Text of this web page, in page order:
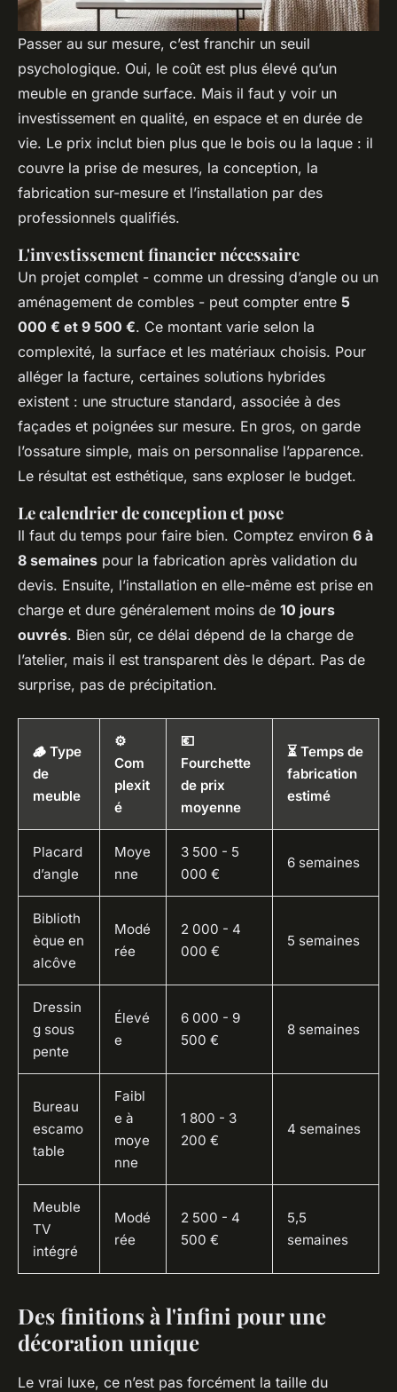
Passer au sur mesure, c’est franchir un seuil
psychologique. Oui, le coût est plus élevé qu’un
meuble en grande surface. Mais il faut y voir un
investissement en qualité, en espace et en durée de
vie. Le prix inclut bien plus que le bois ou la laque : il
couvre la prise de mesures, la conception, la
fabrication sur-mesure et l’installation par des
professionnels qualifiés.
L'investissement financier nécessaire
Un projet complet - comme un dressing d’angle ou un
aménagement de combles - peut compter entre 5
000 € et 9 500 €. Ce montant varie selon la
complexité, la surface et les matériaux choisis. Pour
alléger la facture, certaines solutions hybrides
existent : une structure standard, associée à des
façades et poignées sur mesure. En gros, on garde
l’ossature simple, mais on personnalise l’apparence.
Le résultat est esthétique, sans exploser le budget.
Le calendrier de conception et pose
Il faut du temps pour faire bien. Comptez environ 6 à
8 semaines pour la fabrication après validation du
devis. Ensuite, l’installation en elle-même est prise en
charge et dure généralement moins de 10 jours
ouvrés. Bien sûr, ce délai dépend de la charge de
l’atelier, mais il est transparent dès le départ. Pas de
surprise, pas de précipitation.
🪵 Type
de
meuble
⚙️
Com
plexit
é
💶
Fourchette
de prix
moyenne
⏳ Temps de
fabrication
estimé
Placard
d’angle
Moye
nne
3 500 - 5
000 €
6 semaines
Biblioth
èque en
alcôve
Modé
rée
2 000 - 4
000 €
5 semaines
Dressin
g sous
pente
Élevé
e
6 000 - 9
500 €
8 semaines
Bureau
escamo
table
Faibl
e à
moye
nne
1 800 - 3
200 €
4 semaines
Meuble
TV
intégré
Modé
rée
2 500 - 4
500 €
5,5
semaines
Des finitions à l'infini pour une
décoration unique
Le vrai luxe, ce n’est pas forcément la taille du